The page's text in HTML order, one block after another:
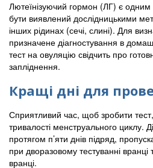
Лютеїнізуючий гормон (ЛГ) є
бути виявлений дослідницькими
інших рідинах (сечі, слині). Для
призначене діагностування в
тест на овуляцію свідчить про
запліднення.
Кращі дні для
Сприятливий час, щоб зробити
тривалості менструального циклу.
протягом п’яти днів підряд,
при дворазовому тестуванні вранці
вранці.